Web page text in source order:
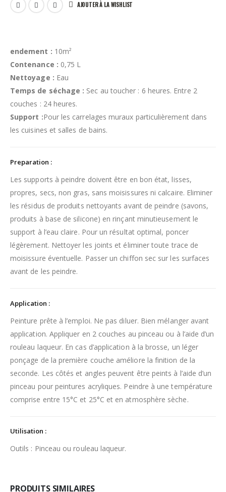
AJOUTER À LA WISHLIST
endement : 10m²
Contenance : 0,75 L
Nettoyage : Eau
Temps de séchage : Sec au toucher : 6 heures. Entre 2
couches : 24 heures.
Support :Pour les carrelages muraux particulièrement dans
les cuisines et salles de bains.
Preparation :
Les supports à peindre doivent être en bon état, lisses,
propres, secs, non gras, sans moisissures ni calcaire. Eliminer
les résidus de produits nettoyants avant de peindre (savons,
produits à base de silicone) en rinçant minutieusement le
support à l’eau claire. Pour un résultat optimal, poncer
légèrement. Nettoyer les joints et éliminer toute trace de
moisissure éventuelle. Passer un chiffon sec sur les surfaces
avant de les peindre.
Application :
Peinture prête à l’emploi. Ne pas diluer. Bien mélanger avant
application. Appliquer en 2 couches au pinceau ou à l’aide d’un
rouleau laqueur. En cas d’application à la brosse, un léger
ponçage de la première couche améliore la finition de la
seconde. Les côtés et angles peuvent être peints à l’aide d’un
pinceau pour peintures acryliques. Peindre à une température
comprise entre 15°C et 25°C et en atmosphère sèche.
Utilisation :
Outils : Pinceau ou rouleau laqueur.
PRODUITS SIMILAIRES